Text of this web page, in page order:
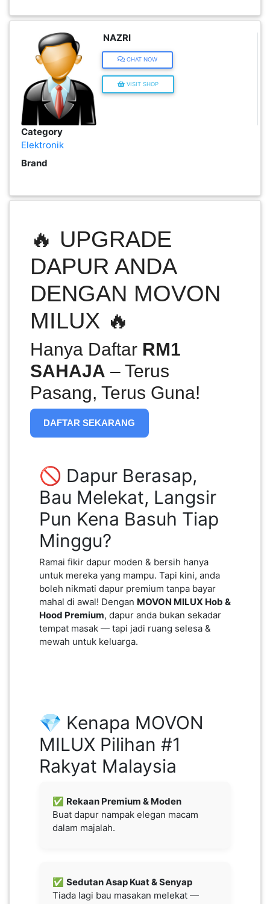
NAZRI
CHAT NOW
VISIT SHOP
Category
Elektronik
Brand
🔥 UPGRADE
DAPUR ANDA
DENGAN MOVON
MILUX 🔥
Hanya Daftar RM1
SAHAJA – Terus
Pasang, Terus Guna!
DAFTAR SEKARANG
🚫 Dapur Berasap,
Bau Melekat, Langsir
Pun Kena Basuh Tiap
Minggu?
Ramai fikir dapur moden & bersih hanya
untuk mereka yang mampu. Tapi kini, anda
boleh nikmati dapur premium tanpa bayar
mahal di awal! Dengan MOVON MILUX Hob &
Hood Premium, dapur anda bukan sekadar
tempat masak — tapi jadi ruang selesa &
mewah untuk keluarga.
💎 Kenapa MOVON
MILUX Pilihan #1
Rakyat Malaysia
✅ Rekaan Premium & Moden
Buat dapur nampak elegan macam
dalam majalah.
✅Sedutan Asap Kuat & Senyap
Tiada lagi bau masakan melekat —
BARANG
PERIBADI(4)
PEKERJAAN(0)
SERVIS(17)
BENDA(1)
LAIN-
KEPERLUAN(16)
SELECT NEGERI
SELANGOR(37)
PAHANG(13)
PERAK(41)
NEGERI
SEMBILAN(10)
KEDAH(13)
TERENGGANU(12)
JOHOR(8)
PENANG(2)